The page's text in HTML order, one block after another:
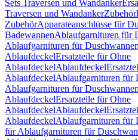
Sets Traversen und Wandanker
Traversen und WandankerZubehör
ZubehörApparateanschlüsse für
BadewannenAblaufgarnituren für
Ablaufgarnituren für
AblaufdeckelErsatzteile für Ohne
AblaufdeckelAblaufdeckel
AblaufdeckelAblaufgarnituren für
Ablaufgarnituren für
AblaufdeckelErsatzteile für Ohne
AblaufdeckelAblaufdeckel
AblaufdeckelAblaufgarnituren für
für Ablaufgarnituren für